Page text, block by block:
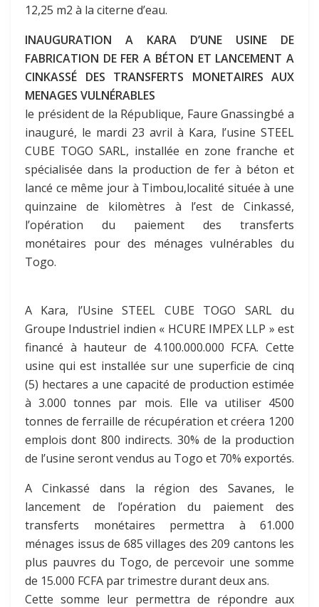
12,25 m2 à la citerne d’eau.
INAUGURATION A KARA D’UNE USINE DE
FABRICATION DE FER A BÉTON ET LANCEMENT A
CINKASSÉ DES TRANSFERTS MONETAIRES AUX
MENAGES VULNÉRABLES
le président de la République, Faure Gnassingbé a
inauguré, le mardi 23 avril à Kara, l’usine STEEL
CUBE TOGO SARL, installée en zone franche et
spécialisée dans la production de fer à béton et
lancé ce même jour à Timbou,localité située à une
quinzaine de kilomètres à l’est de Cinkassé,
l’opération du paiement des transferts
monétaires pour des ménages vulnérables du
Togo.
A Kara, l’Usine STEEL CUBE TOGO SARL du
Groupe Industriel indien « HCURE IMPEX LLP » est
financé à hauteur de 4.100.000.000 FCFA. Cette
usine qui est installée sur une superficie de cinq
(5) hectares a une capacité de production estimée
à 3.000 tonnes par mois. Elle va utiliser 4500
tonnes de ferraille de récupération et créera 1200
emplois dont 800 indirects. 30% de la production
de l’usine seront vendus au Togo et 70% exportés.
A Cinkassé dans la région des Savanes, le
lancement de l’opération du paiement des
transferts monétaires permettra à 61.000
ménages issus de 685 villages des 209 cantons les
plus pauvres du Togo, de percevoir une somme
de 15.000 FCFA par trimestre durant deux ans.
Cette somme leur permettra de répondre aux